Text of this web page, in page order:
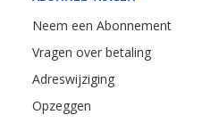
Neem een Abonnement
Vragen over betaling
Adreswijziging
Opzeggen